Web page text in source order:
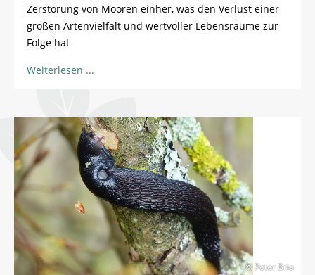
Zerstörung von Mooren einher, was den Verlust einer
großen Artenvielfalt und wertvoller Lebensräume zur
Folge hat
Weiterlesen
© Peter Bria